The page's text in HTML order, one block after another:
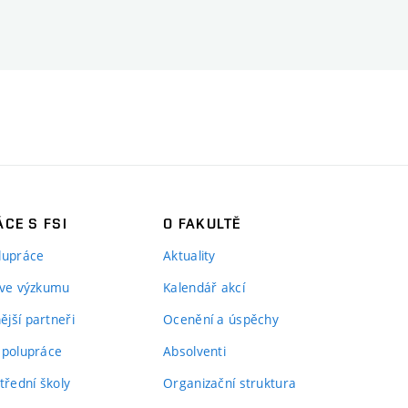
S FSI
výzkumu
partneři
školy
O FAKULTĚ
Aktuality
Kalendář akcí
Ocenění a úspěchy
Absolventi
Organizační struktura